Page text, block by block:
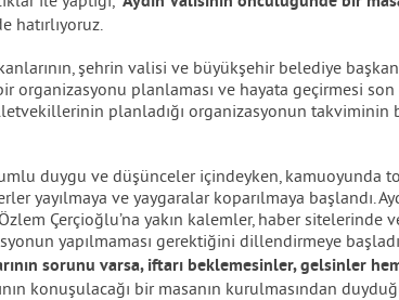
hatırlıyoruz.
şehrin valisi ve büyükşehir belediye
organizasyonu planlaması ve hayata geçirmesi
planladığı organizasyonun takviminin
duygu ve düşünceler içindeyken, kamuoyunda
yayılmaya ve yaygaralar koparılmaya başlandı.
Çerçioğlu’na yakın kalemler, haber sitelerinde
yapılmaması gerektiğini dillendirmeye
sorunu varsa, iftarı beklemesinler, gelsinler
konuşulacağı bir masanın kurulmasından